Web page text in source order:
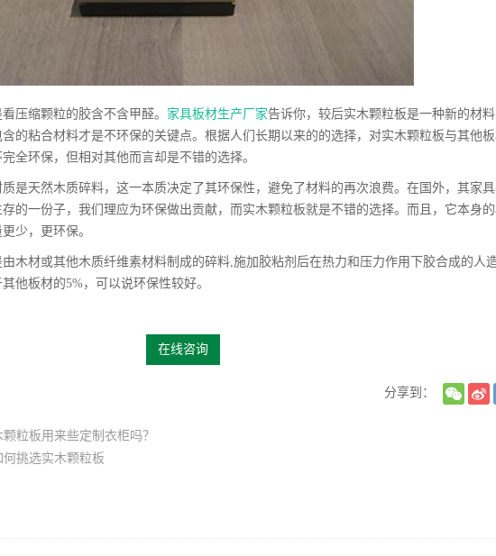
缩颗粒的胶含不含甲醛。 家具板材生产厂家告诉你，较后实木颗粒板是一种新的材
的粘合材料才是不环保的关键点。根据人们长期以来的的选择，对实木颗粒板与其他
全环保，但相对其他而言却是不错的选择。
天然木质碎料，这一本质决定了其环保性，避免了材料的再次浪费。在国外，其家具
的一份子，我们理应为环保做出贡献，而实木颗粒板就是不错的选择。而且，它本身
少，更环保。
材或其他木质纤维素材料制成的碎料,施加胶粘剂后在热力和压力作用下胶合成的人
他板材的5%，可以说环保性较好。
在线咨询
分享到：
粒板用来些定制衣柜吗？
何挑选实木颗粒板